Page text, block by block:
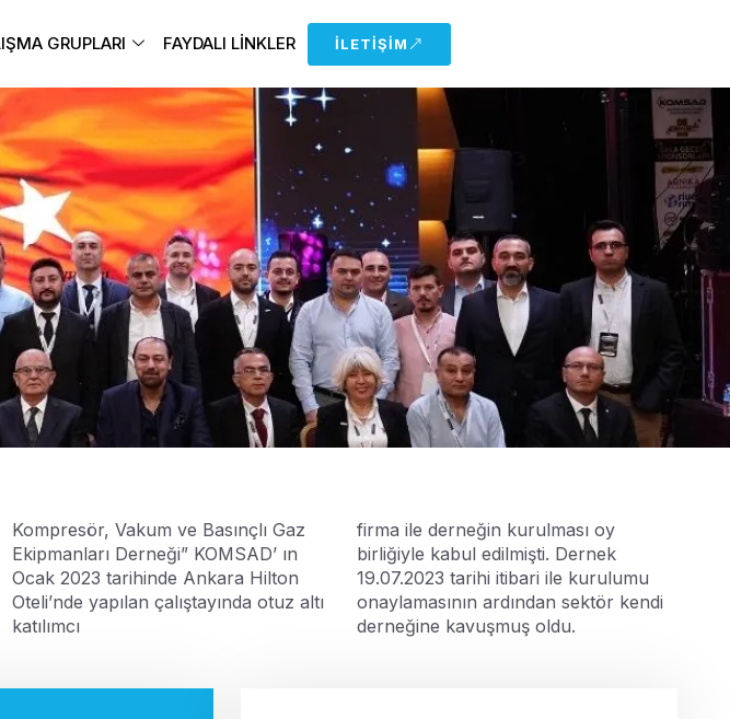
GRUPLARI FAYDALI LINKLER İLETIŞIM
Kompresör, Vakum ve Basınçlı Gaz
Ekipmanları Derneği” KOMSAD’ ın
Ocak 2023 tarihinde Ankara Hilton
Oteli’nde yapılan çalıştayında otuz altı
katılımcı
firma ile derneğin kurulması oy
birliğiyle kabul edilmişti. Dernek
19.07.2023 tarihi itibari ile kurulumu
onaylamasının ardından sektör kendi
derneğine kavuşmuş oldu.